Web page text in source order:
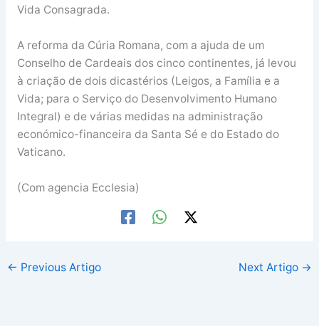
Vida Consagrada.
A reforma da Cúria Romana, com a ajuda de um
Conselho de Cardeais dos cinco continentes, já levou
à criação de dois dicastérios (Leigos, a Família e a
Vida; para o Serviço do Desenvolvimento Humano
Integral) e de várias medidas na administração
económico-financeira da Santa Sé e do Estado do
Vaticano.
(Com agencia Ecclesia)
← Previous Artigo Next Artigo →